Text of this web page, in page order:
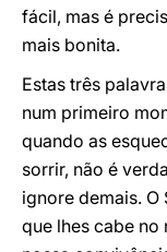
fácil, mas é
mais bonita.
Estas três
num primeiro
quando as
sorrir, não é
ignore demais.
que lhes cabe no